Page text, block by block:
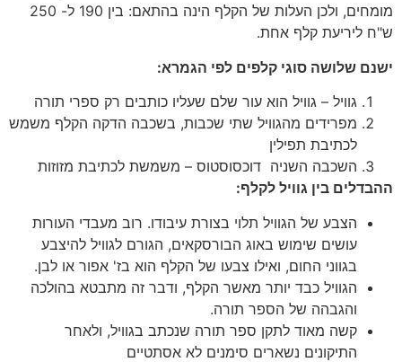
מומחים, ולכן העלות של הקלף הינה בהתאם: בין 190 ל- 250
ש"ח ליריעת קלף אחת.
ישנם שלושה סוגי קלפים לפי הגמרא:
גוויל – גוויל הוא עור שלם שעליו כותבים רק ספרי תורה
מפרידים מהגוויל שתי שכבות, בשכבה הדקה הקלף משמש
לכתיבת תפילין
השכבה השניה דוכסוסטוס – משמשת לכתיבת מזוזות
ההבדלים בין גוויל לקלף:
הצבע של הגוויל תלוי בצורת עיבודו. רוב מעבדי העורות
עושים שימוש באוג הבורסקאים, הגורם לגוויל להיצבע
בגווני החום, ואילו צבעו של הקלף הוא בז' אפור או לבן.
הגוויל כבד יותר מאשר הקלף, ודבר זה מתבטא בהולכה
והגבהה של הספר תורה.
קשה מאוד לתקן ספר תורה שנכתב בגוויל, ולאחר
התיקונים נשארים סימנים לא אסתטיים